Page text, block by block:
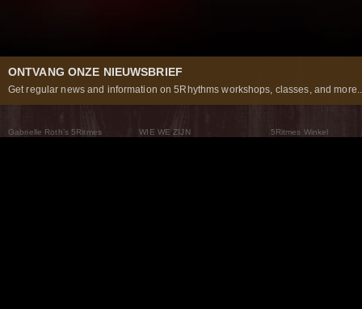
ONTVANG ONZE NIEUWSBRIEF
Get regular news and information on 5Rhythms workshops, classes, and
Gabrielle Roth’s 5Ritmes
WIE WE ZIJN
5Ritmes Winkel